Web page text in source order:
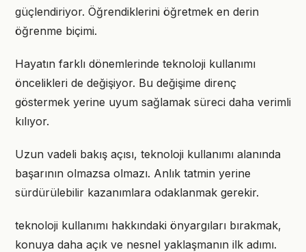
güçlendiriyor. Öğrendiklerini öğretmek en derin
öğrenme biçimi.
Hayatın farklı dönemlerinde teknoloji kullanımı
öncelikleri de değişiyor. Bu değişime direnç
göstermek yerine uyum sağlamak süreci daha verimli
kılıyor.
Uzun vadeli bakış açısı, teknoloji kullanımı alanında
başarının olmazsa olmazı. Anlık tatmin yerine
sürdürülebilir kazanımlara odaklanmak gerekir.
teknoloji kullanımı hakkındaki önyargıları bırakmak,
konuya daha açık ve nesnel yaklaşmanın ilk adımı.